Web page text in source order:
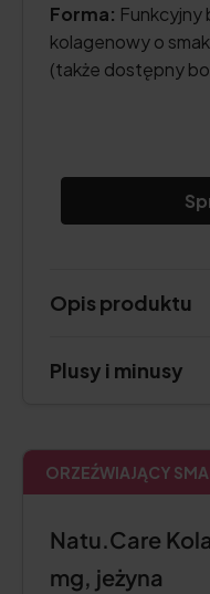
Forma:
kolagenowy o
(także dostępny
Opis produktu
Plusy i minusy
ORZEŹWIAJĄCY
Natu.Care
mg, jeżyna